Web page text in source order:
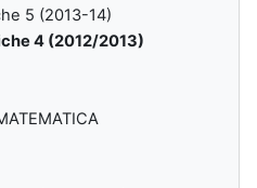
5 (2013-14)
4 (2012/2013)